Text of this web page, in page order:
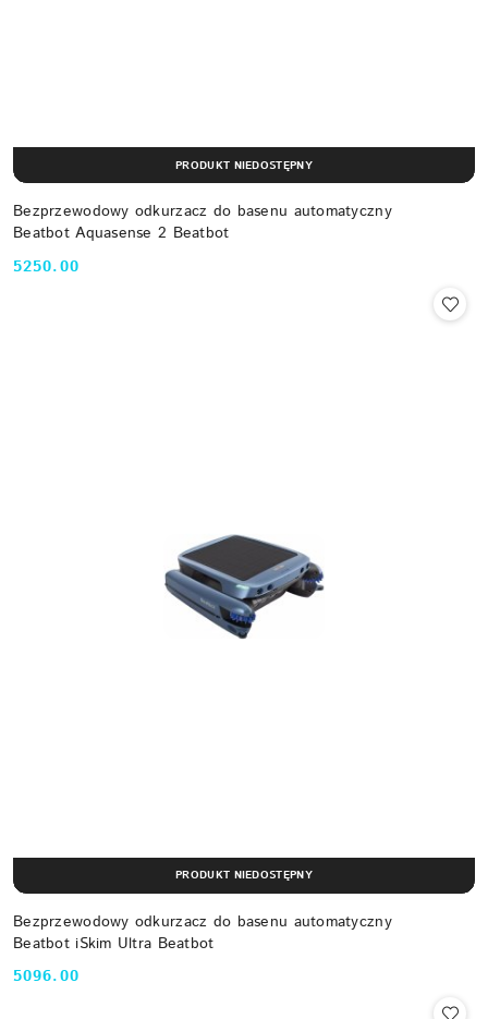
Bezprzewodowy odkurzacz do basenu automatyczny
Beatbot Aquasense 2 Beatbot
Cena:
5250.00
PRODUKT NIEDOSTĘPNY
Bezprzewodowy odkurzacz do basenu automatyczny
Beatbot iSkim Ultra Beatbot
Cena:
5096.00
PRODUKT NIEDOSTĘPNY